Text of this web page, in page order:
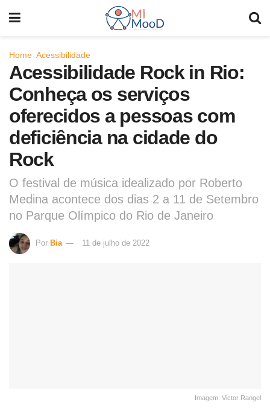
Home Acessibilidade
Acessibilidade Rock in Rio:
Conheça os serviços
oferecidos a pessoas com
deficiência na cidade do
Rock
O festival de música idealizado por Roberto
Medina acontece dos dias 2 a 11 de Setembro
no Parque Olímpico do Rio de Janeiro
Por Bia 11 de julho de 2022
Imagem: Victor Rangel